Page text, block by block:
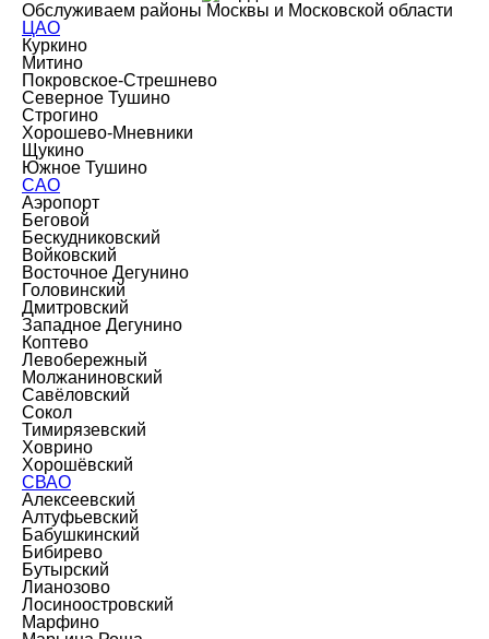
Обслуживаем районы Москвы и Московской области
ЦАО
Куркино
Митино
Покровское-Стрешнево
Северное Тушино
Строгино
Хорошево-Мневники
Щукино
Южное Тушино
САО
Аэропорт
Беговой
Бескудниковский
Войковский
Восточное Дегунино
Головинский
Дмитровский
Западное Дегунино
Коптево
Левобережный
Молжаниновский
Савёловский
Сокол
Тимирязевский
Ховрино
Хорошёвский
СВАО
Алексеевский
Алтуфьевский
Бабушкинский
Бибирево
Бутырский
Лианозово
Лосиноостровский
Марфино